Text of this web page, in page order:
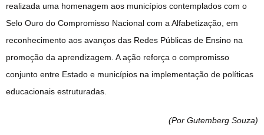
realizada uma homenagem aos municípios contemplados com o
Selo Ouro do Compromisso Nacional com a Alfabetização, em
reconhecimento aos avanços das Redes Públicas de Ensino na
promoção da aprendizagem. A ação reforça o compromisso
conjunto entre Estado e municípios na implementação de políticas
educacionais estruturadas.
(Por Gutemberg Souza)